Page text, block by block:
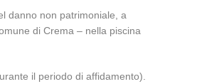
danno non patrimoniale, a
di Crema – nella piscina
il periodo di affidamento).